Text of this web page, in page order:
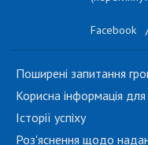
Facebook
Поширені запитання
Корисна інформація
Історії успіху
Роз'яснення щодо